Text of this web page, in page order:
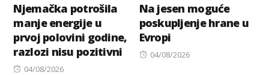
Njemačka potrošila
manje energije u
prvoj polovini godine,
razlozi nisu pozitivni
Posted
04/08/2026
Na jesen moguće
poskupljenje hrane u
Evropi
Posted
04/08/2026